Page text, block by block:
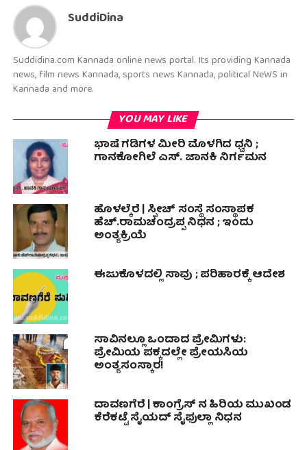
SuddiDina
Suddidina.com Kannada online news portal. Its providing Kannada
news, film news Kannada, sports news Kannada, political NeWS in
Kannada and more.
YOU MAY LIKE
ಭಾಷೆ ಗಡಿಗಳ ಮೀರಿ ಮೊಳಗಿದ ಧ್ವನಿ ;
ಗಾನಕೋಗಿಲೆ ಎಸ್. ಜಾನಕಿ ನಿರ್ಗಮನ
ಹೊಳಲ್ಕೆರೆ | ಸ್ಪೀಚ್ ಸಂಸ್ಥೆ ಸಂಸ್ಥಾಪಕ
ಹೆಚ್.ರಾಮಚಂದ್ರಪ್ಪ ನಿಧನ ; ಇಂದು
ಅಂತ್ಯಕ್ರಿಯೆ
ಈಜುಕೊಳದಲ್ಲಿ ಸಾವು ; ಪರಿಹಾರಕ್ಕೆ ಆದೇಶ
ಸಾವಿನಲ್ಲೂ ಒಂದಾದ ಪ್ರೇಮಿಗಳು:
ಪ್ರೇಮಿಯ ಪಕ್ಕದಲ್ಲೇ ಪ್ರೇಯಸಿಯ
ಅಂತ್ಯಸಂಸ್ಕಾರ!
ದಾವಣಗೆರೆ | ಕಾಂಗ್ರೆಸ್ ನ ಹಿರಿಯ ಮುಖಂಡ
ಕೆರೆಕಟ್ಟೆ ಸೈಯದ್ ಸೈಫುಲ್ಲಾ ನಿಧನ